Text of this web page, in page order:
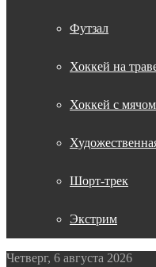
Футзал
Хоккей на
Хоккей с мячом
Шорт-трек
Экстрим
Четверг, 6 августа 2026